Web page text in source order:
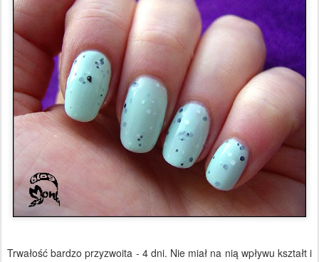
Trwałość bardzo przyzwoita - 4 dni. Nie miał na nią wpływu kształt i